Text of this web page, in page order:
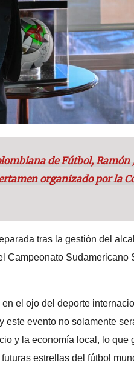
de Fútbol,
organizado por la
tras la gestión del
Campeonato
el ojo del deporte
este evento no solamente
y la economía local, lo
estrellas del fútbol